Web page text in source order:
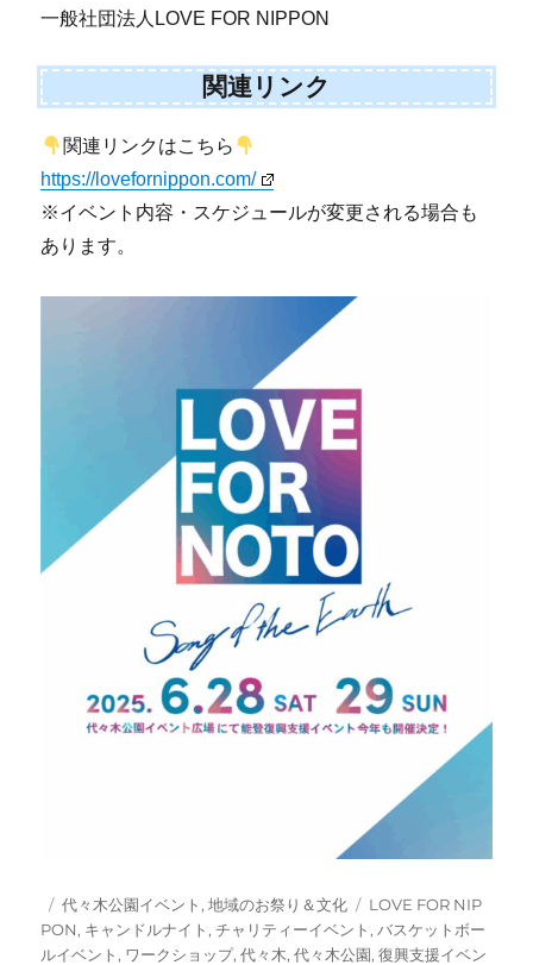
一般社団法人LOVE FOR NIPPON
関連リンク
関連リンクはこちら
https://lovefornippon.com/
※イベント内容・スケジュールが変更される場合も
あります。
投
稿
日:
カ
テ
ゴ
代々木公園イベント ,地域のお祭り＆文化
タ
グ
LOVE FOR NIP
PON, キャンドルナイト ,チャリティーイベント , バスケットボー
ルイベント , ワークショップ,代々木,代々木公園,復興支援イベン